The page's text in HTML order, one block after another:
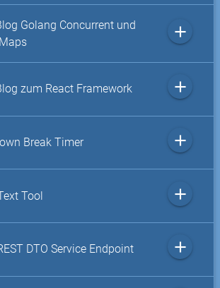
Golang Concurrent und
add
zum React Framework add
Break Timer add
Tool add
DTO Service Endpoint add